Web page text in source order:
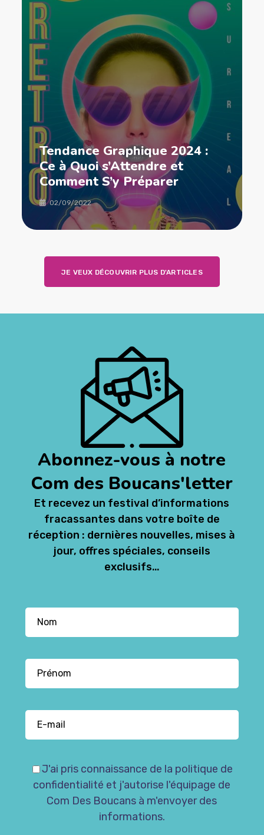
Tendance Graphique 2024 :
Ce à Quoi s’Attendre et
Comment S’y Préparer
02/09/2022
JE VEUX DÉCOUVRIR PLUS D'ARTICLES
Abonnez-vous à notre
Com des Boucans'letter
Et recevez un festival d’informations
fracassantes dans votre boîte de
réception : dernières nouvelles, mises à
jour, offres spéciales, conseils
exclusifs…
J'ai pris connaissance de la politique de
confidentialité et j'autorise l'équipage de
Com Des Boucans à m'envoyer des
informations.